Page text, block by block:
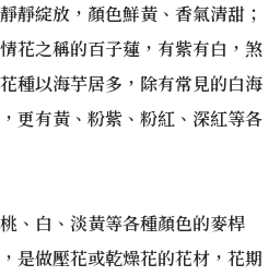
靜綻放，顏色鮮黃、香氣清甜；
花之稱的百子蓮，有紫有白，煞
種以海芋居多，除有常見的白海
更有黃、粉紫、粉紅、深紅等各
、白、淡黃等各種顏色的麥桿
是做壓花或乾燥花的花材，花期